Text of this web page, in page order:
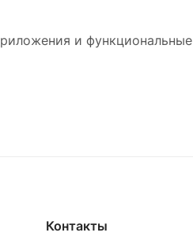
и функциональные
Контакты